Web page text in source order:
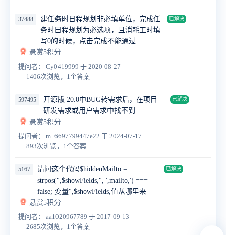
37488
建任务时日程规划非必填单位，完成任
务时日程规划为必选项，且消耗工时填
写0的时候，点击完成不能通过
已解决
悬赏5积分
提问者： Cy0419999 于 2020-08-27
1406次浏览，1个答案
597495
开源版 20.0中BUG转需求后，在项目
研发需求或用户需求中找不到
已解决
悬赏5积分
提问者： m_6697799447e22 于 2024-07-17
893次浏览，1个答案
5167
请问这个代码$hiddenMailto =
strpos(",$showFields,", ',mailto,') ===
false; 变量",$showFields,值从哪里来
已解决
悬赏5积分
提问者： aa1020967789 于 2017-09-13
2685次浏览，1个答案